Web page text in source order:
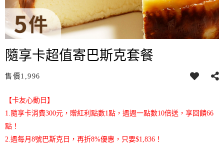
隨享卡超值寄巴斯克套餐
售價 1,996
【卡友心動日】
1.隨享卡消費300元，贈紅利點數1點，遇週一點數10倍送，享回饋66
點！
2.遇每月8號巴斯克日，再折8%優惠，只要$1,836！